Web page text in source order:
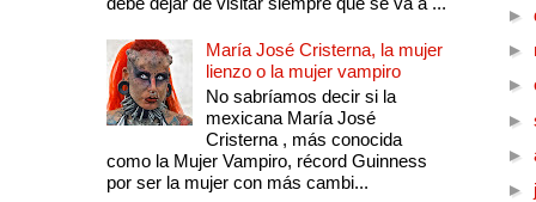
María José Cristerna, la mujer
lienzo o la mujer vampiro
No sabríamos decir si la
mexicana María José
Cristerna , más conocida
como la Mujer Vampiro, récord Guinness
por ser la mujer con más cambi...
►
►
►
►
►
►